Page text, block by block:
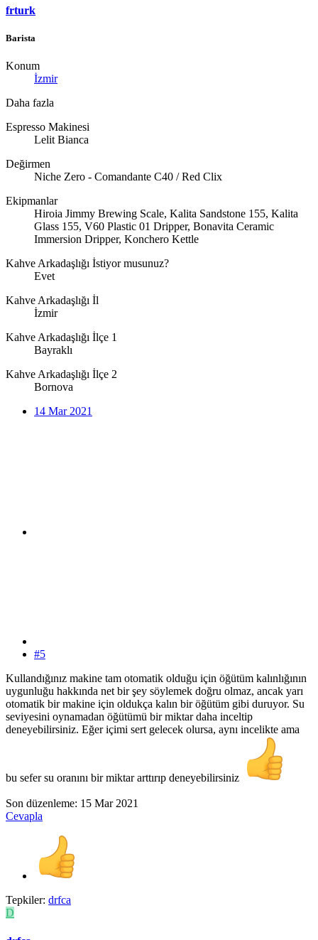
frturk
Barista
Konum
İzmir
Daha fazla
Espresso Makinesi
Lelit Bianca
Değirmen
Niche Zero - Comandante C40 / Red Clix
Ekipmanlar
Hiroia Jimmy Brewing Scale, Kalita Sandstone 155, Kalita
Glass 155, V60 Plastic 01 Dripper, Bonavita Ceramic
Immersion Dripper, Konchero Kettle
Kahve Arkadaşlığı İstiyor musunuz?
Evet
Kahve Arkadaşlığı İl
İzmir
Kahve Arkadaşlığı İlçe 1
Bayraklı
Kahve Arkadaşlığı İlçe 2
Bornova
14 Mar 2021
#5
Kullandığınız makine tam otomatik olduğu için öğütüm kalınlığının
uygunluğu hakkında net bir şey söylemek doğru olmaz, ancak yarı
otomatik bir makine için oldukça kalın bir öğütüm gibi duruyor. Su
seviyesini oynamadan öğütümü bir miktar daha inceltip
deneyebilirsiniz. Eğer içimi sert gelecek olursa, aynı incelikte ama
bu sefer su oranını bir miktar arttırıp deneyebilirsiniz
Son düzenleme: 15 Mar 2021
Cevapla
Tepkiler: drfca
D